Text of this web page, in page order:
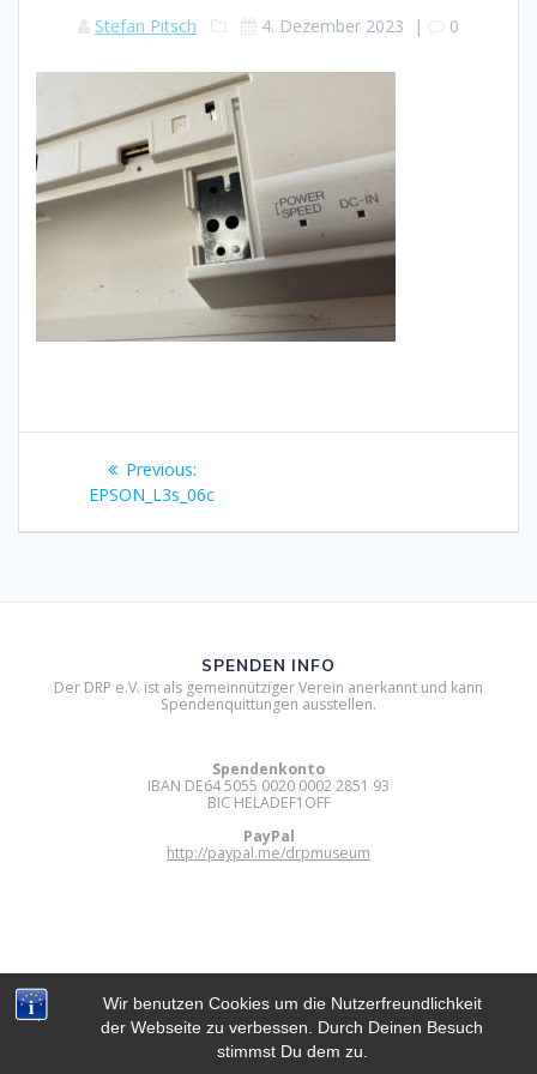
Wir benutzen Cookies um die Nutzerfreundlichkeit
der Webseite zu verbessen. Durch Deinen Besuch
stimmst Du dem zu.
Stefan Pitsch 4. Dezember 2023 | 0
Beitragsnavigation
Previous:Previous
post:
EPSON_L3s_06c
DIGITAL RETRO PARK E.V.
SPENDEN INFO
Der DRP e.V. ist als gemeinnütziger Verein anerkannt und kann
Spendenquittungen ausstellen.
Spendenkonto
IBAN DE64 5055 0020 0002 2851 93
BIC HELADEF1OFF
PayPal
http://paypal.me/drpmuseum